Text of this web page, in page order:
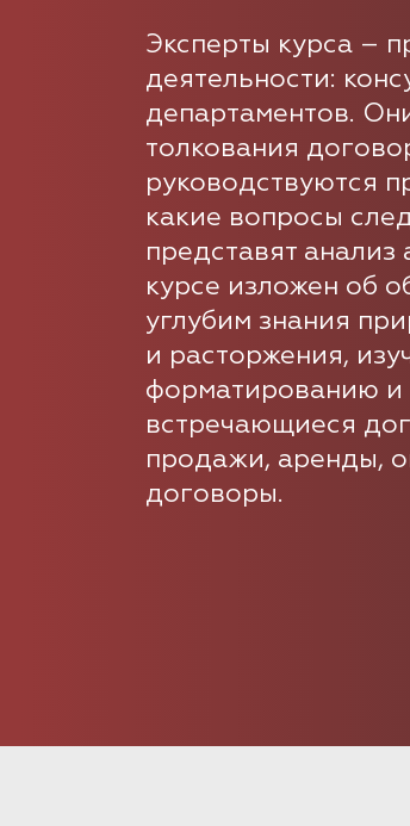
Эксперты курса –
деятельности:
департаментов.
толкования
руководствуются
какие вопросы
представят
курсе изложен об
углубим знания
и расторжения,
форматированию и
встречающиеся
продажи, аренды,
договоры.